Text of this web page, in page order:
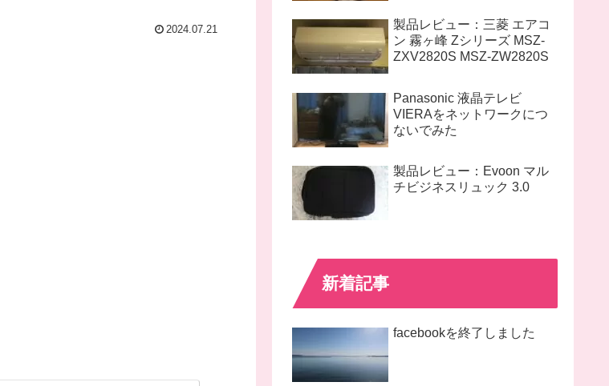
2024.07.21
製品レビュー：三菱 エアコ
ン 霧ヶ峰 Zシリーズ MSZ-
ZXV2820S MSZ-ZW2820S
Panasonic 液晶テレビ
VIERAをネットワークにつ
ないでみた
製品レビュー：Evoon マル
チビジネスリュック 3.0
新着記事
facebookを終了しました